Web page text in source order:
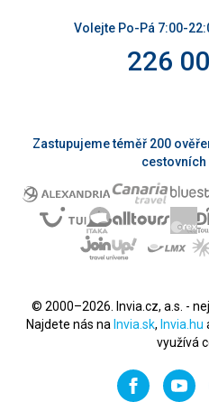
Volejte Po-Pá 7:00-
226
Zastupujeme téměř 200
cestovních
© 2000–2026. Invia.cz, a.s. -
Najdete nás na Invia.sk, Invia.hu
využívá
Facebook